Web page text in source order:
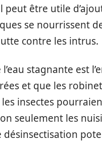
peut être utile
se nourrissent
contre les intrus.
stagnante est
et que les
les insectes
seulement les
désinsectisation